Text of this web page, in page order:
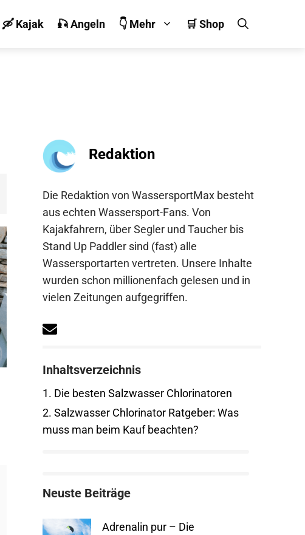
🛶 Kajak 🎣 Angeln 👇 Mehr 🛒 Shop
Redaktion
Die Redaktion von WassersportMax besteht
aus echten Wassersport-Fans. Von
Kajakfahrern, über Segler und Taucher bis
Stand Up Paddler sind (fast) alle
Wassersportarten vertreten. Unsere Inhalte
wurden schon millionenfach gelesen und in
vielen Zeitungen aufgegriffen.
Inhaltsverzeichnis
1. Die besten Salzwasser Chlorinatoren
2. Salzwasser Chlorinator Ratgeber: Was
muss man beim Kauf beachten?
Neuste Beiträge
Adrenalin pur – Die